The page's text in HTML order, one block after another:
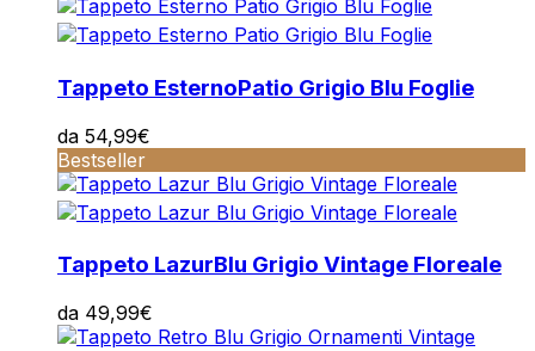
Tappeto EsternoPatio Grigio Blu Foglie
da 54,99€
Bestseller
Tappeto LazurBlu Grigio Vintage Floreale
da 49,99€